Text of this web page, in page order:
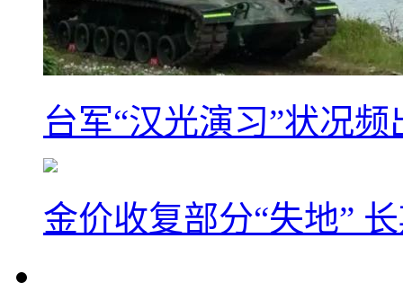
台军“汉光演习”状况
金价收复部分“失地”